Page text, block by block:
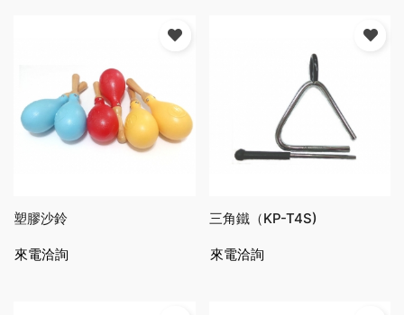
塑膠沙鈴
來電洽詢
三角鐵（KP-T4S)
來電洽詢